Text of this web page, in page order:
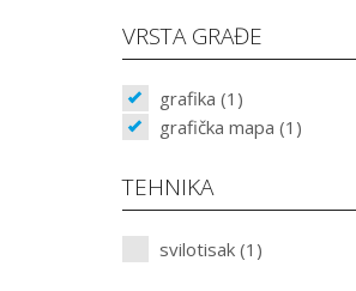
VRSTA GRAĐE
grafika (1)
grafička mapa (1)
TEHNIKA
svilotisak (1)